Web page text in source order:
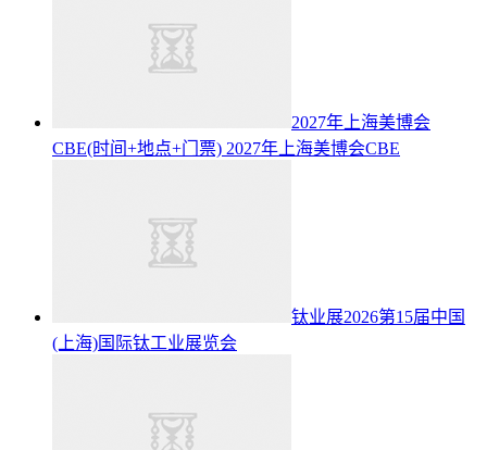
2027年上海美博会
CBE(时间+地点+门票) 2027年上海美博会CBE
钛业展2026第15届中国
(上海)国际钛工业展览会